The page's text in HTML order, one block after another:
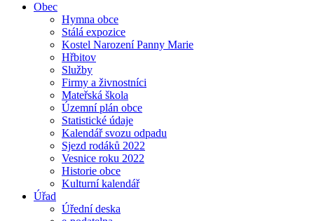
Obec
Hymna obce
Stálá expozice
Kostel Narození Panny Marie
Hřbitov
Služby
Firmy a živnostníci
Mateřská škola
Územní plán obce
Statistické údaje
Kalendář svozu odpadu
Sjezd rodáků 2022
Vesnice roku 2022
Historie obce
Kulturní kalendář
Úřad
Úřední deska